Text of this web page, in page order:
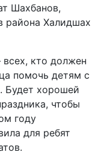
Шахбанов,
района Халидшах
кто должен
помочь детям с
Будет хорошей
чтобы
году
для ребят